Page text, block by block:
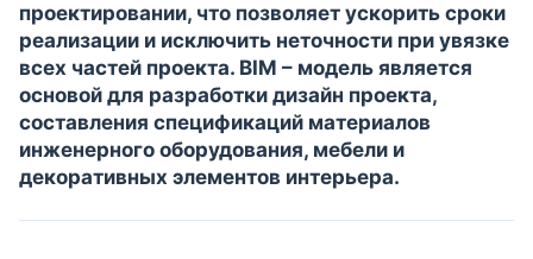
проектировании, что позволяет ускорить сроки
реализации и исключить неточности при увязке
всех частей проекта. BIM – модель является
основой для разработки дизайн проекта,
составления спецификаций материалов
инженерного оборудования, мебели и
декоративных элементов интерьера.